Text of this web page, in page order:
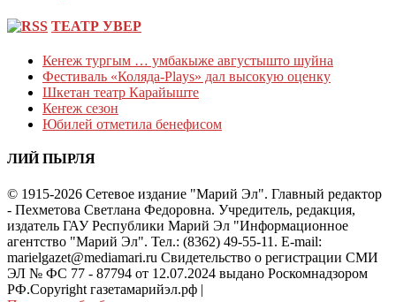
ТЕАТР УВЕР
Кеҥеж тургым … умбакыже августышто шуйна
Фестиваль «Коляда-Plays» дал высокую оценку
Шкетан театр Карайыште
Кеҥеж сезон
Юбилей отметила бенефисом
ЛИЙ ПЫРЛЯ
© 1915-2026 Сетевое издание "Марий Эл". Главный редактор
- Пехметова Светлана Федоровна. Учредитель, редакция,
издатель ГАУ Республики Марий Эл "Информационное
агентство "Марий Эл". Тел.: (8362) 49-55-11. E-mail:
marielgazet@mediamari.ru Свидетельство о регистрации СМИ
ЭЛ № ФС 77 - 87794 от 12.07.2024 выдано Роскомнадзором
РФ.Copyright газетамарийэл.рф |